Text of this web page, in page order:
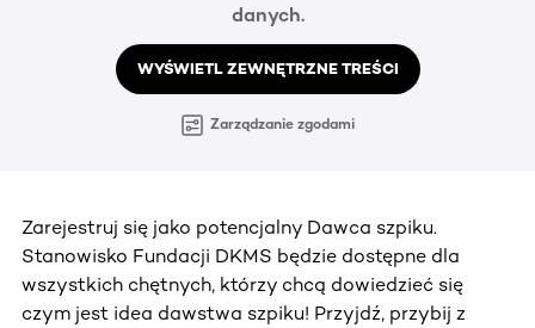
danych.
WYŚWIETL ZEWNĘTRZNE TREŚCI
Zarządzanie zgodami
Zarejestruj się jako potencjalny Dawca szpiku.
Stanowisko Fundacji DKMS będzie dostępne dla
wszystkich chętnych, którzy chcą dowiedzieć się
czym jest idea dawstwa szpiku! Przyjdź, przybij z